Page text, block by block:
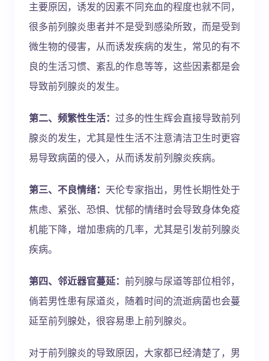
主要原因，诱发的因素不同充血的程度也就不同，
很多前列腺炎患者并不是受到感染所致，而是受到
微生物的侵害，从而诱发疾病的发生，常见的有不
良的生活习惯、紊乱的作息等等，这些因素都是会
导致前列腺炎的发生。
第二、频繁性生活： 过多的性生辉会直接导致前列
腺炎的发生，尤其是性生活不注意清洁卫生时更容
易导致病菌的侵入，从而诱发前列腺炎疾病。
第三、不良情绪： 天伦专家指出，男性长期性处于
焦虑、紧张、恐惧、忧郁的情绪时会导致身体免疫
机能下降，增加患病的几率，尤其是引发前列腺炎
疾病。
第四、邻近器官蔓延： 前列腺与尿道等部位相邻，
倘若男性患有尿道炎，随着时间的流逝病菌也会蔓
延至前列腺处，很容易患上前列腺炎。
对于前列腺炎的导致原因，大家都已经清楚了，男